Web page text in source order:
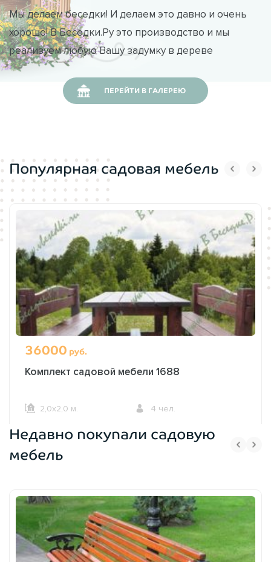
Мы делаем беседки! И делаем это давно и очень
хорошо! В Беседки.Ру это производство и мы
реализуем любую Вашу задумку в дереве
ПЕРЕЙТИ В ГАЛЕРЕЮ
Популярная садовая мебель
36000 руб.
Комплект садовой мебели 1688
2,0х2,0 м. 4 чел.
ОФОРМИТЬ ЗАКАЗ
Недавно покупали садовую
мебель